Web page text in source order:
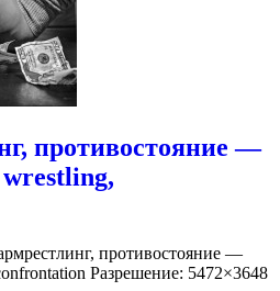
противостояние —
противостояние —
Разрешение: 5472×3648